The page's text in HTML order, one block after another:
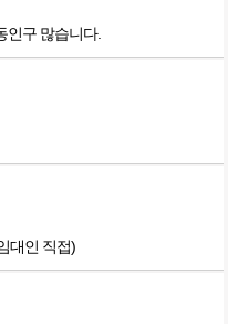
인구 많습니다.
대인 직접)